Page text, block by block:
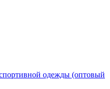
одежды (оптовый